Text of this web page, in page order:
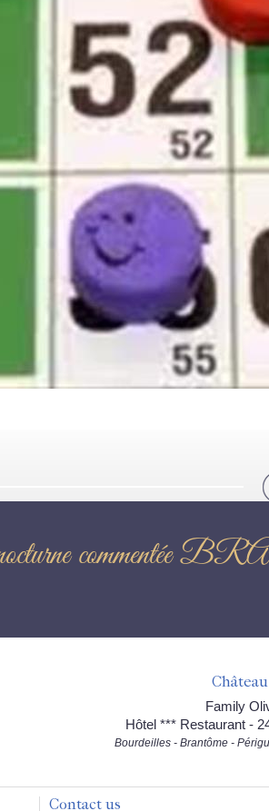
nocturne
Family
Hôtel *** Restaurant -
Bourdeilles - Brantôme -
Contact us